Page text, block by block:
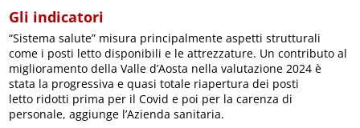
Gli indicatori
“Sistema salute” misura principalmente aspetti strutturali
come i posti letto disponibili e le attrezzature. Un contributo al
miglioramento della Valle d’Aosta nella valutazione 2024 è
stata la progressiva e quasi totale riapertura dei posti
letto ridotti prima per il Covid e poi per la carenza di
personale, aggiunge l’Azienda sanitaria.